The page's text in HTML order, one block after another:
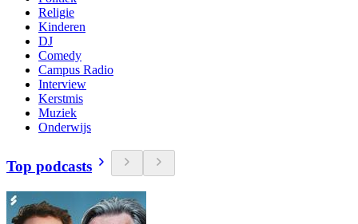
Religie
Kinderen
DJ
Comedy
Campus Radio
Interview
Kerstmis
Muziek
Onderwijs
Top podcasts